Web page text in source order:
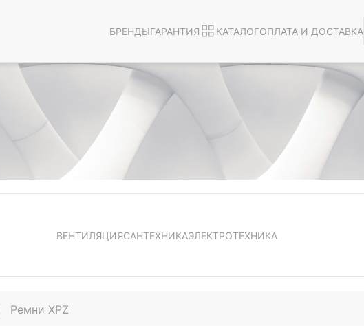
БРЕНДЫГАРАНТИЯ КАТАЛОГОПЛАТА И ДОСТАВКА
ВЕНТИЛЯЦИЯСАНТЕХНИКАЭЛЕКТРОТЕХНИКА
Ремни XPZ